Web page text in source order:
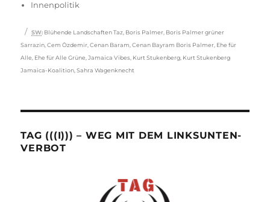
amInnenpolitik
Schlagwörter
SW: Blühende Landschaften Taz Boris Palmer Boris Palmer grüner
Sarrazin ,Cem Özdemir ,Cenan Baram ,Cenan Bayram Boris Palmer Ehe für
Alle Ehe für Alle Grüne ,Jamaica Vibes Kurt Stukenberg Kurt Stukenberg
Jamaica-Koalition ,Sahra Wagenknecht
TAG (((I))) – WEG MIT DEM LINKSUNTEN-
VERBOT